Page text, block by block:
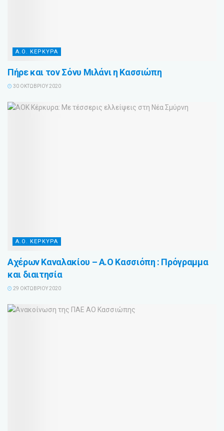
Α.Ο. ΚΕΡΚΥΡΑ
Πήρε και τον Σόνυ Μιλάνι η Κασσιώπη
30 ΟΚΤΩΒΡΊΟΥ 2020
Α.Ο. ΚΕΡΚΥΡΑ
Αχέρων Καναλακίου – Α.Ο Κασσιόπη : Πρόγραμμα
και διαιτησία
29 ΟΚΤΩΒΡΊΟΥ 2020